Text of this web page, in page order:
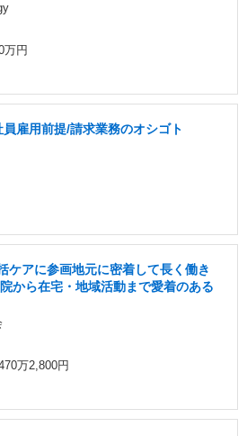
万円
雇用前提/請求業務のオシゴト
ケアに参画地元に密着して長く働き
から在宅・地域活動まで愛着のある
万2,800円